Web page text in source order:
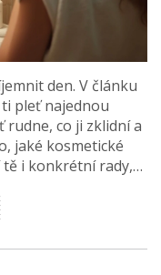
den. V článku
ti pleť najednou
rudne, co ji zklidní a
jaké kosmetické
i konkrétní rady,